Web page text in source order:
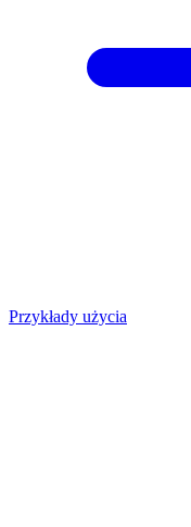
Przykłady użycia